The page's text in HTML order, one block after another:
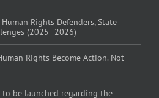
Rights Defenders, State
(2025–2026)
Rights Become Action. Not
be launched regarding the